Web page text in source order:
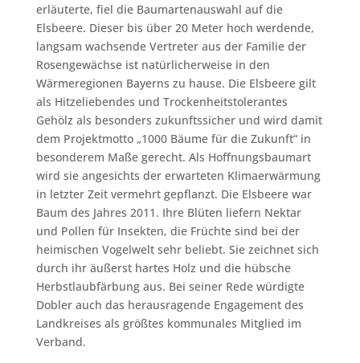
erläuterte, fiel die Baumartenauswahl auf die
Elsbeere. Dieser bis über 20 Meter hoch werdende,
langsam wachsende Vertreter aus der Familie der
Rosengewächse ist natürlicherweise in den
Wärmeregionen Bayerns zu hause. Die Elsbeere gilt
als Hitzeliebendes und Trockenheitstolerantes
Gehölz als besonders zukunftssicher und wird damit
dem Projektmotto „1000 Bäume für die Zukunft“ in
besonderem Maße gerecht. Als Hoffnungsbaumart
wird sie angesichts der erwarteten Klimaerwärmung
in letzter Zeit vermehrt gepflanzt. Die Elsbeere war
Baum des Jahres 2011. Ihre Blüten liefern Nektar
und Pollen für Insekten, die Früchte sind bei der
heimischen Vogelwelt sehr beliebt. Sie zeichnet sich
durch ihr äußerst hartes Holz und die hübsche
Herbstlaubfärbung aus. Bei seiner Rede würdigte
Dobler auch das herausragende Engagement des
Landkreises als größtes kommunales Mitglied im
Verband.